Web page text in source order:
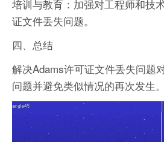
培训与教育：加强对工程师和技
证文件丢失问题。
四、总结
解决Adams许可证文件丢失问题
问题并避免类似情况的再次发生。